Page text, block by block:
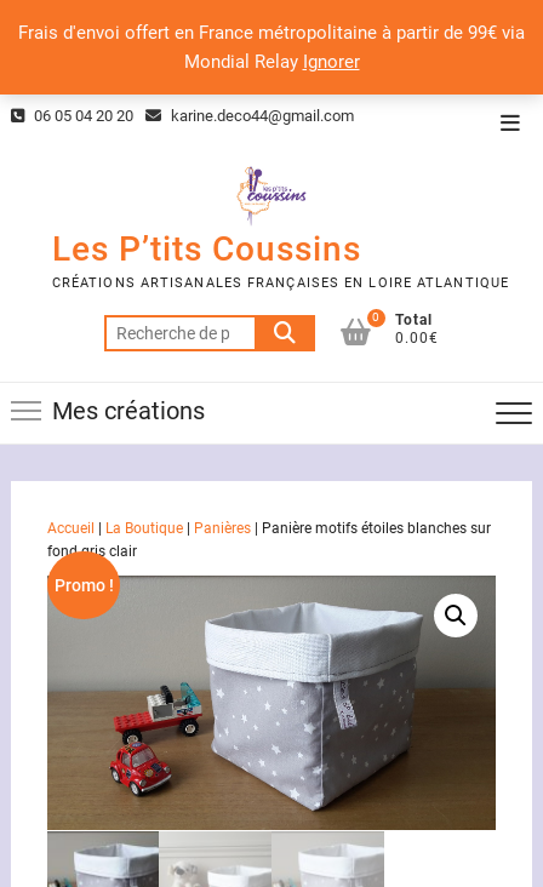
Frais d'envoi offert en France métropolitaine à partir de 99€ via
Mondial Relay Ignorer
Skip 06 05 04 20 20 karine.deco44@gmail.com
Les P’tits Coussins
CRÉATIONS ARTISANALES FRANÇAISES EN LOIRE ATLANTIQUE
Recherche
pour :
0
Total
0.00€
Mes créations
Accueil La Boutique| Panières|
Panière motifs étoiles blanches sur
fond gris clair
Promo !